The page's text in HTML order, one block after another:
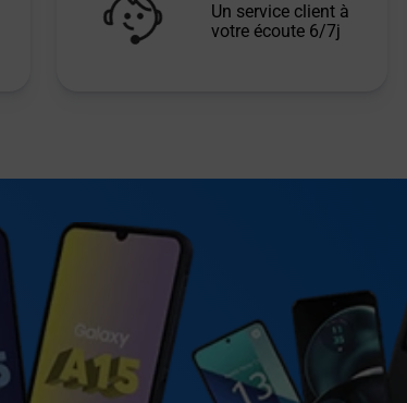
Un service client à
votre écoute 6/7j